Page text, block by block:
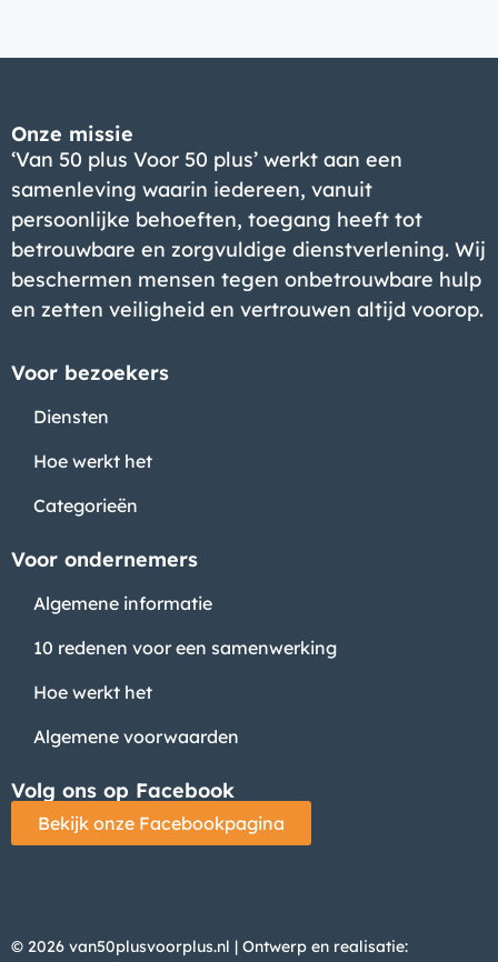
Onze missie
‘Van 50 plus Voor 50 plus’ werkt aan een
samenleving waarin iedereen, vanuit
persoonlijke behoeften, toegang heeft tot
betrouwbare en zorgvuldige dienstverlening. Wij
beschermen mensen tegen onbetrouwbare hulp
en zetten veiligheid en vertrouwen altijd voorop.
Voor bezoekers
Diensten
Hoe werkt het
Categorieën
Voor ondernemers
Algemene informatie
10 redenen voor een samenwerking
Hoe werkt het
Algemene voorwaarden
Volg ons op Facebook
Bekijk onze Facebookpagina
© 2026 van50plusvoorplus.nl | Ontwerp en realisatie: